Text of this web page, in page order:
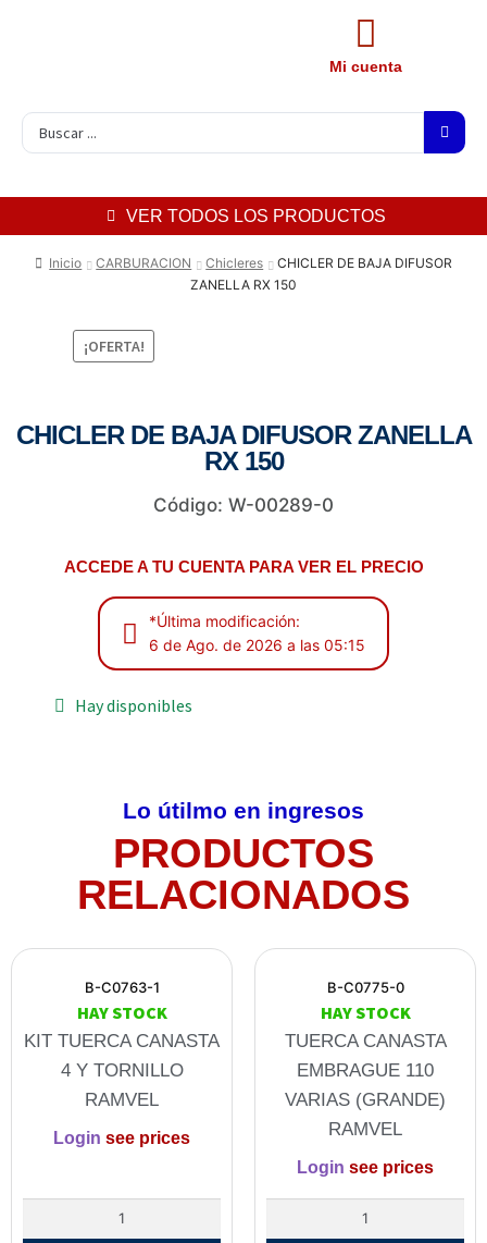
Mi cuenta
VER TODOS LOS PRODUCTOS
Inicio CARBURACION Chicleres
CHICLER DE BAJA DIFUSOR
ZANELLA RX 150
¡OFERTA!
CHICLER DE BAJA DIFUSOR ZANELLA
RX 150
Código: W-00289-0
ACCEDE A TU CUENTA PARA VER EL PRECIO
*Última modificación:
6 de Ago. de 2026 a las 05:15
Hay disponibles
Lo útilmo en ingresos
PRODUCTOS
RELACIONADOS
B-C0763-1
HAY STOCK
KIT TUERCA CANASTA
4 Y TORNILLO
RAMVEL
Login see prices
B-C0775-0
HAY STOCK
TUERCA CANASTA
EMBRAGUE 110
VARIAS (GRANDE)
RAMVEL
Login see prices